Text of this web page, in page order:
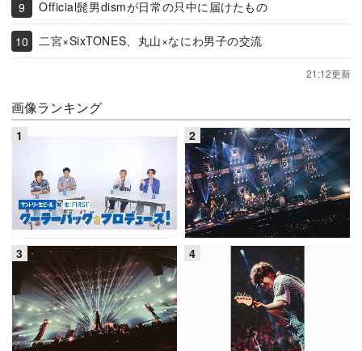
Official髭男dismが日常の只中に届けたもの
二宮×SixTONES、丸山×なにわ男子の交流
21:12更新
画像ランキング